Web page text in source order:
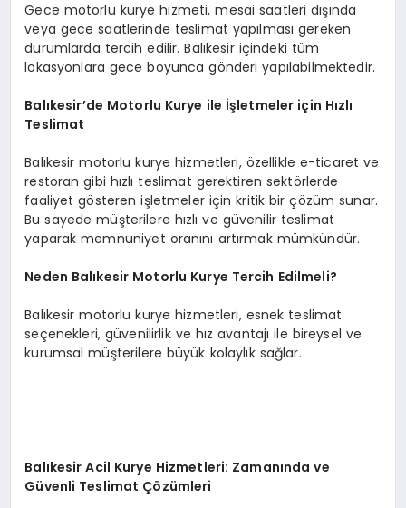
Gece motorlu kurye hizmeti, mesai saatleri dışında
veya gece saatlerinde teslimat yapılması gereken
durumlarda tercih edilir. Balıkesir içindeki tüm
lokasyonlara gece boyunca gönderi yapılabilmektedir.
Balıkesir’de Motorlu Kurye ile İşletmeler için Hızlı
Teslimat
Balıkesir motorlu kurye hizmetleri, özellikle e-ticaret ve
restoran gibi hızlı teslimat gerektiren sektörlerde
faaliyet gösteren işletmeler için kritik bir çözüm sunar.
Bu sayede müşterilere hızlı ve güvenilir teslimat
yaparak memnuniyet oranını artırmak mümkündür.
Neden Balıkesir Motorlu Kurye Tercih Edilmeli?
Balıkesir motorlu kurye hizmetleri, esnek teslimat
seçenekleri, güvenilirlik ve hız avantajı ile bireysel ve
kurumsal müşterilere büyük kolaylık sağlar.
Balıkesir Acil Kurye Hizmetleri: Zamanında ve
Güvenli Teslimat Çözümleri